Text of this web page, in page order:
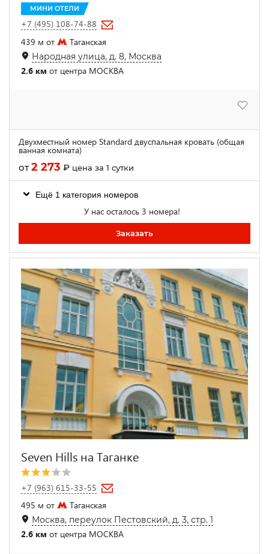
МИНИ ОТЕЛИ
+7 (495) 108-74-88
439 м от
Таганская
Народная улица, д. 8, Москва
2.6 км от центра МОСКВА
Двухместный номер Standard двуспальная кровать (общая
ванная комната)
от2 273 ₽ цена за 1 сутки
Ещё 1 категория номеров
У нас осталось 3 номера!
Заказать
Seven Hills на Таганке
+7 (963) 615-33-55
495 м от
Таганская
Москва, переулок Пестовский, д. 3, стр. 1
2.6 км от центра МОСКВА